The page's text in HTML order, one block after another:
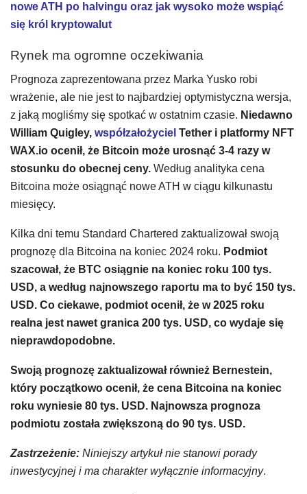
nowe ATH po halvingu oraz jak wysoko może wspiąć
się król kryptowalut
Rynek ma ogromne oczekiwania
Prognoza zaprezentowana przez Marka Yusko robi
wrażenie, ale nie jest to najbardziej optymistyczna wersja,
z jaką mogliśmy się spotkać w ostatnim czasie. Niedawno
William Quigley, współzałożyciel Tether i platformy NFT
WAX.io ocenił, że Bitcoin może urosnąć 3-4 razy w
stosunku do obecnej ceny. Według analityka cena
Bitcoina może osiągnąć nowe ATH w ciągu kilkunastu
miesięcy.
Kilka dni temu Standard Chartered zaktualizował swoją
prognozę dla Bitcoina na koniec 2024 roku. Podmiot
szacował, że BTC osiągnie na koniec roku 100 tys.
USD, a według najnowszego raportu ma to być 150 tys.
USD. Co ciekawe, podmiot ocenił, że w 2025 roku
realna jest nawet granica 200 tys. USD, co wydaje się
nieprawdopodobne.
Swoją prognozę zaktualizował również Bernestein,
który początkowo ocenił, że cena Bitcoina na koniec
roku wyniesie 80 tys. USD. Najnowsza prognoza
podmiotu została zwiększoną do 90 tys. USD.
Zastrzeżenie: Niniejszy artykuł nie stanowi porady
inwestycyjnej i ma charakter wyłącznie informacyjny.